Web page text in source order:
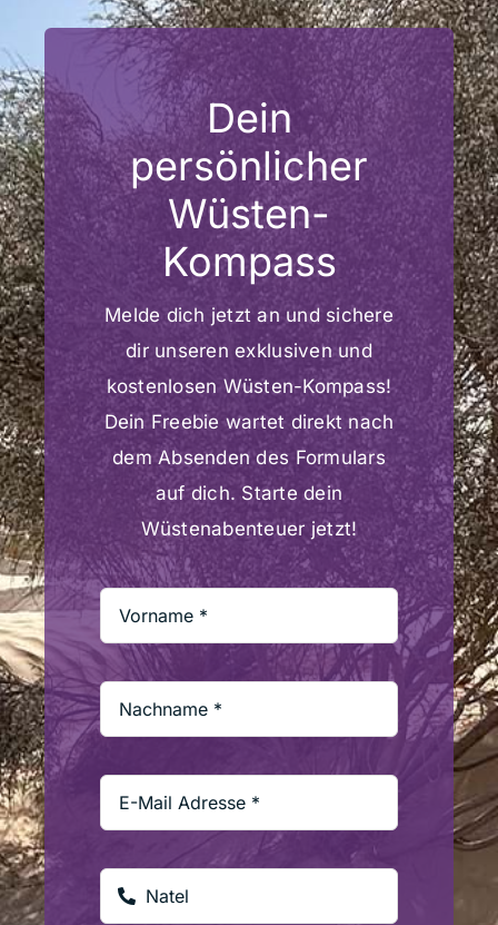
Dein
persönlicher
Wüsten-
Kompass
Melde dich jetzt an und sichere
dir unseren exklusiven und
kostenlosen Wüsten-Kompass!
Dein Freebie wartet direkt nach
dem Absenden des Formulars
auf dich. Starte dein
Wüstenabenteuer jetzt!